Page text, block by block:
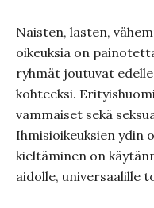
Naisten, lasten,
oikeuksia on
ryhmät joutuvat
kohteeksi.
vammaiset sekä
Ihmisioikeuksien ydin
kieltäminen on
aidolle, universaalille